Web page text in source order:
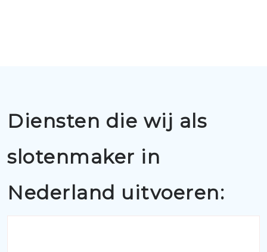
Diensten die wij als
slotenmaker in
Nederland uitvoeren: